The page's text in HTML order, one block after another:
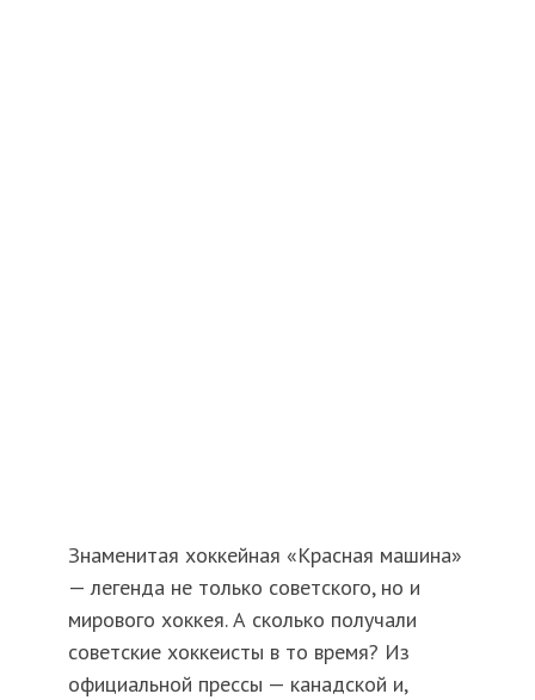
Знаменитая хоккейная «Красная машина»
— легенда не только советского, но и
мирового хоккея. А сколько получали
советские хоккеисты в то время? Из
официальной прессы — канадской и,